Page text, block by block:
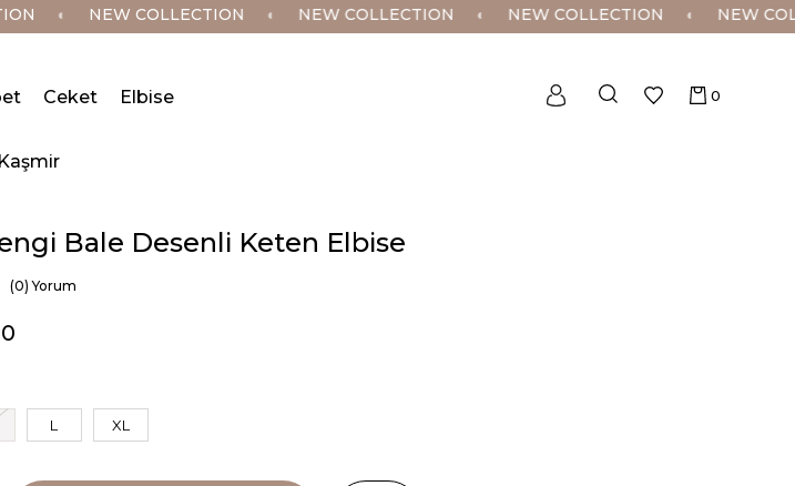
◐ NEW COLLECTION ◐ NEW COLLECTION ◐ NEW COLLECTION ◐ NEW
Ceket Elbise 0
Bale Desenli Keten Elbise
(0)
L XL